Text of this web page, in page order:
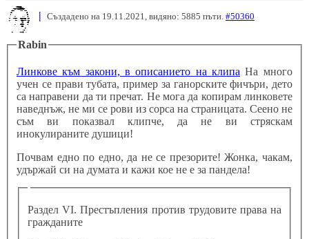
| Създадено на 19.11.2021, видяно: 5885 пъти. #50360
Rabin
Линкове към закони, в описанието на клипа
учен се прави тубата, пример за ганорските фичъри, дето
са направени да ти пречат. Не мога да копирам линковете
наведнъж, не ми се рови из сорса на страницата. Сеено не
съм ви показвал клипче, да не ви стряскам
инокулираните душици!
Почвам едно по едно, да не се презорите! Жонка, чакам,
удържай си на думата и кажи кое не е за пандела!
Раздел VI. Престъпления против трудовите права на
гражданите